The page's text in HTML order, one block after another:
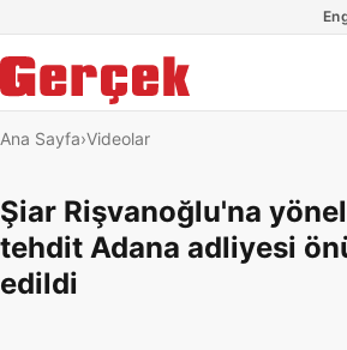
Ana Sayfa Videolar
Şiar Rişvanoğlu'na
tehdit Adana adliyesi
edildi